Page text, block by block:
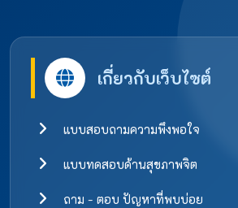
เกี่ยวกับเว็บไซต์
แบบสอบถามความพึงพอใจ
แบบทดสอบด้านสุขภาพจิต
ถาม - ตอบ ปัญหาที่พบบ่อย